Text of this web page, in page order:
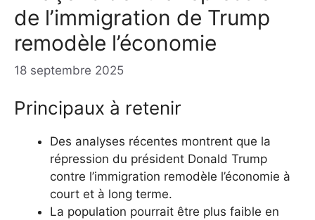
de l’immigration de Trump
remodèle l’économie
18 septembre 2025
Principaux à retenir
Des analyses récentes montrent que la
répression du président Donald Trump
contre l’immigration remodèle l’économie à
court et à long terme.
La population pourrait être plus faible en